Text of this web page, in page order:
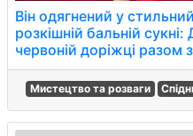
Він одягнений у
розкішній бальній
червоній доріжці разом
Мистецтво та розваги